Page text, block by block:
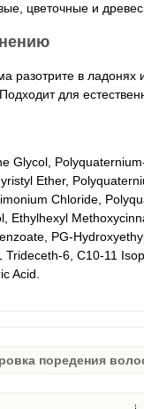
цветочные и
разотрите в
для
Glycol,
Ether,
Chloride,
Ethylhexyl
PG-
Trideceth-6, C10-11
Acid.
поредения